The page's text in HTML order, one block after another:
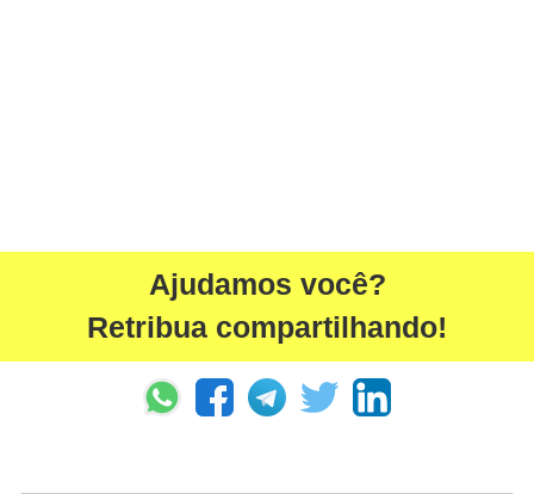
Ajudamos você?
Retribua compartilhando!